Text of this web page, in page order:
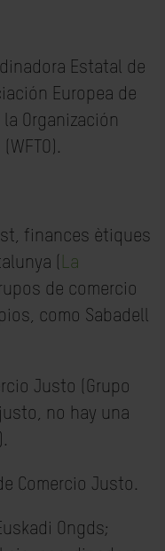
Estatal de
Europea de
la Organización
finances ètiques
( La
de comercio
como Sabadell
Justo (Grupo
no hay una
Comercio Justo.
Ongds;